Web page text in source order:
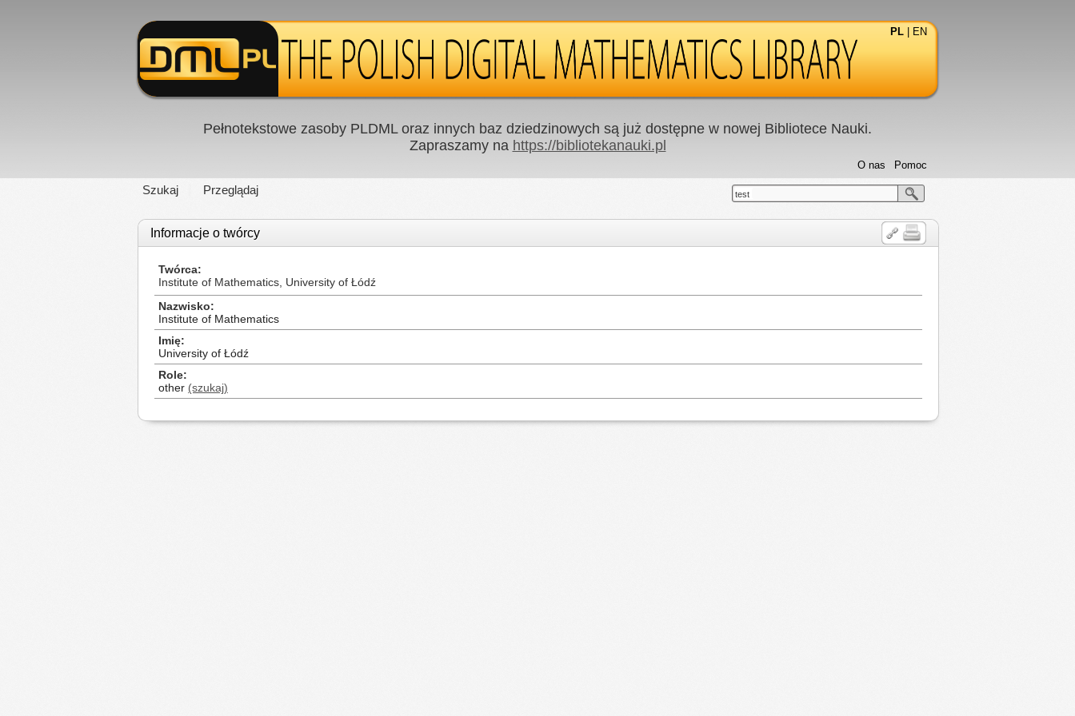
PL EN
Pełnotekstowe zasoby PLDML oraz innych baz dziedzinowych są już dostępne w nowej Bibliotece Nauki.
Zapraszamy na https://bibliotekanauki.pl
Szukaj Przeglądaj
Pomoc
O nas
test
Informacje o twórcy
Twórca
Institute of Mathematics, University of Łódź
Nazwisko
Institute of Mathematics
Imię
University of Łódź
Role
other (szukaj)